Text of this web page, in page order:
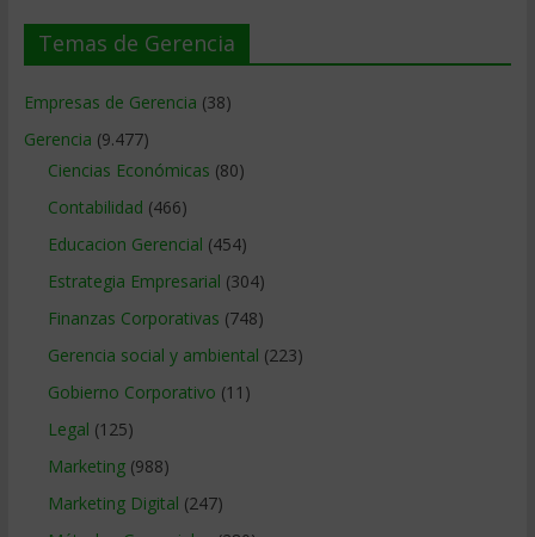
Temas de Gerencia
Empresas de Gerencia (38)
Gerencia (9.477)
Ciencias Económicas (80)
Contabilidad (466)
Educacion Gerencial (454)
Estrategia Empresarial (304)
Finanzas Corporativas (748)
Gerencia social y ambiental (223)
Gobierno Corporativo (11)
Legal (125)
Marketing(988)
Marketing Digital (247)